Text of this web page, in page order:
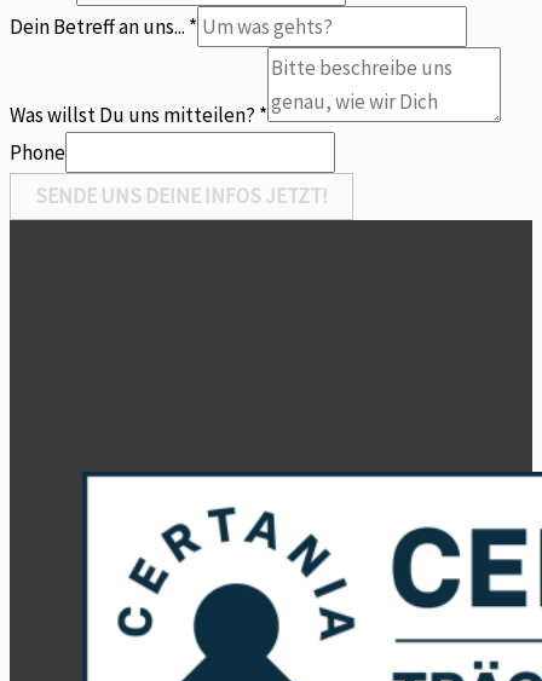
an
Dein Betreff an uns... *
Was willst Du uns mitteilen? *
Phone
SENDE UNS DEINE INFOS JETZT!